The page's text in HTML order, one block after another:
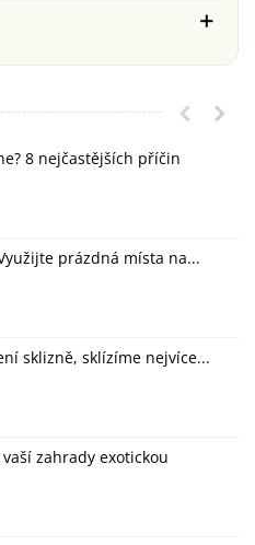
8 nejčastějších příčin
prázdná místa na...
sklizně, sklízíme nejvíce...
zahrady exotickou